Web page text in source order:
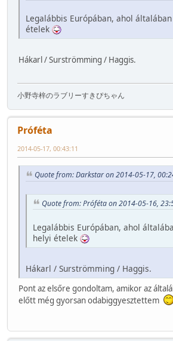
Legalábbis Európában, ahol
ételek
Hákarl / Surströmming / Haggis.
小野寺梓のラブリーすきぴちゃん
Próféta
2014-05-17, 00:43:11
Quote from: Darkstar on 2014-05-17,
Quote from: Próféta on 2014-05-16,
Legalábbis Európában, ahol
helyi ételek
Hákarl / Surströmming / Haggis.
Pont az elsőre gondoltam, amikor az
előtt még gyorsan odabiggyesztettem